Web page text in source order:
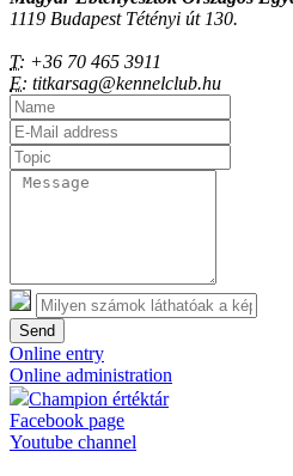
1119 Budapest Tétényi út 130.
T: +36 70 465 3911
E: titkarsag@kennelclub.hu
Send
Online entry
Online administration
Champion értéktár
Facebook page
Youtube channel